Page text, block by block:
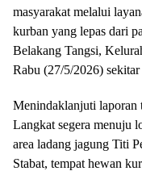
masyarakat melalui
kurban yang lepas dari
Belakang Tangsi,
Rabu (27/5/2026)
Menindaklanjuti laporan
Langkat segera menuju
area ladang jagung Titi
Stabat, tempat hewan